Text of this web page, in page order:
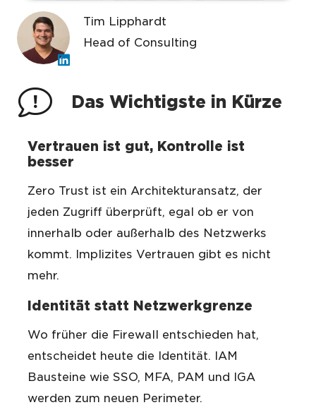
Tim Lipphardt
Head of Consulting
Das Wichtigste in Kürze
Vertrauen ist gut, Kontrolle ist
besser
Zero Trust ist ein Architekturansatz, der
jeden Zugriff überprüft, egal ob er von
innerhalb oder außerhalb des Netzwerks
kommt. Implizites Vertrauen gibt es nicht
mehr.
Identität statt Netzwerkgrenze
Wo früher die Firewall entschieden hat,
entscheidet heute die Identität. IAM
Bausteine wie SSO, MFA, PAM und IGA
werden zum neuen Perimeter.